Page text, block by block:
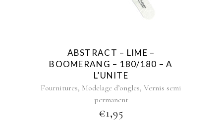
ABSTRACT – LIME –
BOOMERANG – 180/180 – A
L’UNITE
Fournitures, Modelage d’ongles, Vernis semi
permanent
€1,95